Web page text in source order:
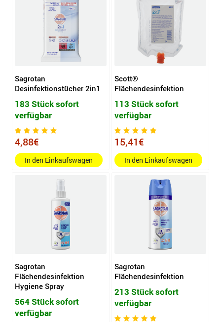
Sagrotan
Desinfektionstücher 2in1
183 Stück sofort
verfügbar
4,88€
In den Einkaufswagen
Scott®
Flächendesinfektion
113 Stück sofort
verfügbar
15,41€
In den Einkaufswagen
Sagrotan
Flächendesinfektion
Hygiene Spray
564 Stück sofort
verfügbar
Sagrotan
Flächendesinfektion
213 Stück sofort
verfügbar